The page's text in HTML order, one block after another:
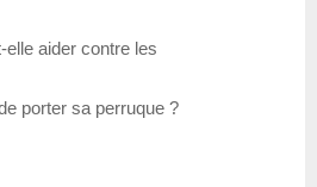
elle aider contre les
porter sa perruque ?